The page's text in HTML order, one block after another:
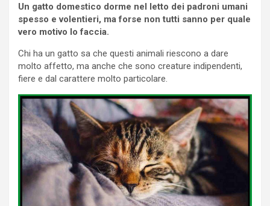
Un gatto domestico dorme nel letto dei padroni umani
spesso e volentieri, ma forse non tutti sanno per quale
vero motivo lo faccia.
Chi ha un gatto sa che questi animali riescono a dare
molto affetto, ma anche che sono creature indipendenti,
fiere e dal carattere molto particolare.